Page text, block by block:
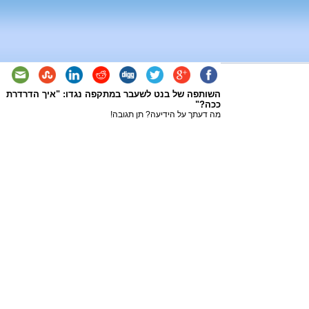
השותפה של בנט לשעבר במתקפה נגדו: "איך הדרדרת
ככה?"
מה דעתך על הידיעה? תן תגובה!